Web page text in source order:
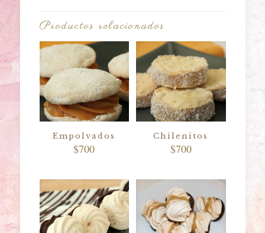
Productos relacionados
Empolvados
$700
Chilenitos
$700